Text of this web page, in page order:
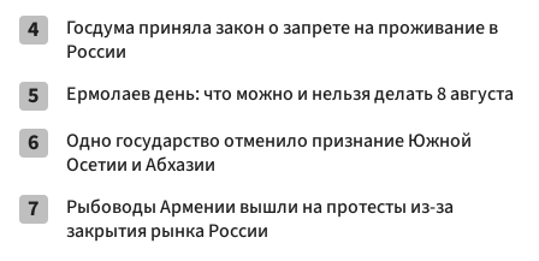
4
Госдума приняла закон о запрете на проживание в
России
5 Ермолаев день: что можно и нельзя делать 8 августа
6
Одно государство отменило признание Южной
Осетии и Абхазии
7
Рыбоводы Армении вышли на протесты из-за
закрытия рынка России